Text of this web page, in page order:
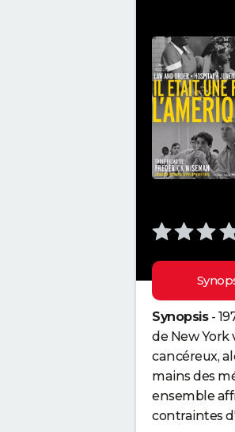
Synopsis-
de New York
cancéreux,
mains des
ensemble
contraintes